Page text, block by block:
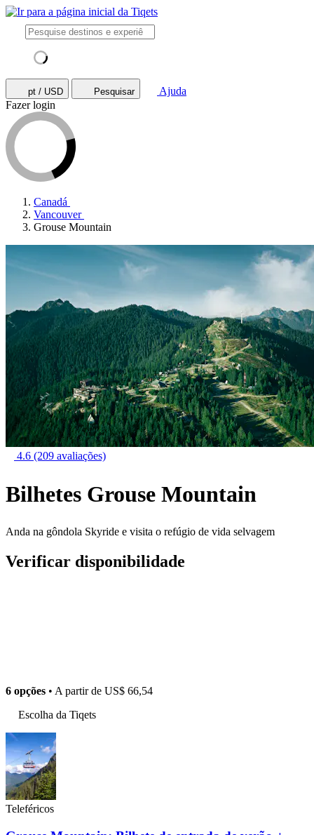
pt / USD Pesquisar
Ajuda
Fazer login
Canadá
Vancouver
Grouse Mountain
4.6 (209 avaliações)
Bilhetes Grouse Mountain
Anda na gôndola Skyride e visita o refúgio de vida selvagem
Verificar disponibilidade
6 opções • A partir de US$ 66,54
Escolha da Tiqets
Teleféricos